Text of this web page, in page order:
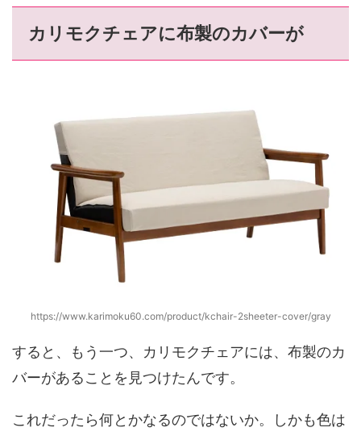
カリモクチェアに布製のカバーが
https://www.karimoku60.com/product/kchair-2sheeter-cover/gray
すると、もう一つ、カリモクチェアには、布製のカ
バーがあることを見つけたんです。
これだったら何とかなるのではないか。しかも色は